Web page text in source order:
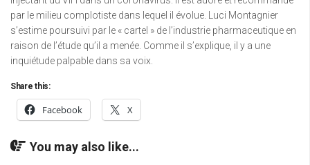
par le milieu complotiste dans lequel il évolue. Luci Montagnier
s’estime poursuivi par le « cartel » de l’industrie pharmaceutique en
raison de l’étude qu’il a menée. Comme il s’explique, il y a une
inquiétude palpable dans sa voix.
Share this:
Facebook X
You may also like...